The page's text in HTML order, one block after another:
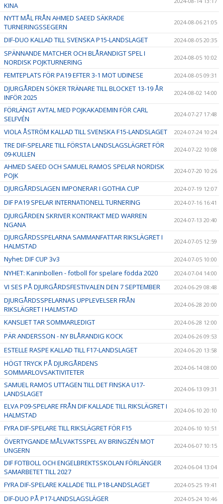
KINA
NYTT MÅL FRÅN AHMED SAEED SÄKRADE
TURNERINGSSEGERN
2024-08-06 21:05
DIF-DUO KALLAD TILL SVENSKA P15-LANDSLAGET 2024-08-05 20:35
SPÄNNANDE MATCHER OCH BLÅRANDIGT SPEL I
NORDISK POJKTURNERING
2024-08-05 10:02
FEMTEPLATS FÖR PA19 EFTER 3-1 MOT UDINESE 2024-08-05 09:31
DJURGÅRDEN SÖKER TRÄNARE TILL BLOCKET 13-19 ÅR
INFÖR 2025
2024-08-02 14:00
FÖRLÄNGT AVTAL MED POJKAKADEMIN FÖR CARL
SELFVÉN
2024-07-27 17:48
VIOLA ÅSTRÖM KALLAD TILL SVENSKA F15-LANDSLAGET 2024-07-24 10:24
TRE DIF-SPELARE TILL FÖRSTA LANDSLAGSLÄGRET FÖR
09-KULLEN
2024-07-22 10:08
AHMED SAEED OCH SAMUEL RAMOS SPELAR NORDISK
POJK
2024-07-20 10:26
DJURGÅRDSLAGEN IMPONERAR I GOTHIA CUP 2024-07-19 12:07
DIF PA19 SPELAR INTERNATIONELL TURNERING 2024-07-16 16:41
DJURGÅRDEN SKRIVER KONTRAKT MED WARREN
NGANA
2024-07-13 20:40
DJURGÅRDSSPELARNA SAMMANFATTAR RIKSLÄGRET I
HALMSTAD
2024-07-05 12:59
Nyhet: DIF CUP 3v3 2024-07-05 10:00
NYHET: Kaninbollen - fotboll för spelare födda 2020 2024-07-04 14:00
VI SES PÅ DJURGÅRDSFESTIVALEN DEN 7 SEPTEMBER 2024-06-29 08:48
DJURGÅRDSSPELARNAS UPPLEVELSER FRÅN
RIKSLÄGRET I HALMSTAD
2024-06-28 20:00
KANSLIET TAR SOMMARLEDIGT 2024-06-28 12:00
PÄR ANDERSSON - NY BLÅRANDIG KOCK 2024-06-26 09:53
ESTELLE RASPE KALLAD TILL F17-LANDSLAGET 2024-06-20 13:58
HÖGT TRYCK PÅ DJURGÅRDENS
SOMMARLOVSAKTIVITETER
2024-06-14 08:00
SAMUEL RAMOS UTTAGEN TILL DET FINSKA U17-
LANDSLAGET
2024-06-13 09:31
ELVA P09-SPELARE FRÅN DIF KALLADE TILL RIKSLÄGRET I
HALMSTAD
2024-06-10 20:10
FYRA DIF-SPELARE TILL RIKSLÄGRET FÖR F15 2024-06-10 10:51
ÖVERTYGANDE MÅLVAKTSSPEL AV BRINGZÉN MOT
UNGERN
2024-06-07 10:15
DIF FOTBOLL OCH ENGELBREKTSSKOLAN FÖRLÄNGER
SAMARBETET TILL 2027
2024-06-04 13:04
FYRA DIF-SPELARE KALLADE TILL P18-LANDSLAGET 2024-05-25 19:41
DIF-DUO PÅ P17-LANDSLAGSLÄGER 2024-05-24 10:46